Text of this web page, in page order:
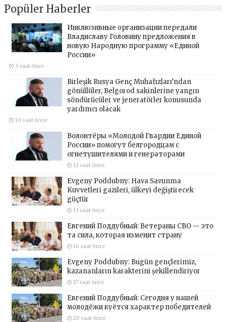
Popüler Haberler
Инклюзивные организации передали
Владиславу Головину предложения в
новую Народную программу «Единой
России»
3 saat önce
Birleşik Rusya Genç Muhafızları’ndan
gönüllüler, Belgorod sakinlerine yangın
söndürücüler ve jeneratörler konusunda
yardımcı olacak
10 saat önce
Волонтёры «Молодой Гвардии Единой
России» помогут белгородцам с
огнетушителями и генераторами
12 saat önce
Evgeny Poddubny: Hava Savunma
Kuvvetleri gazileri, ülkeyi değiştirecek
güçtür
13 saat önce
Евгений Поддубный: Ветераны СВО — это
та сила, которая изменит страну
16 saat önce
Evgeny Poddubny: Bugün gençlerimiz,
kazananların karakterini şekillendiriyor
17 saat önce
Евгений Поддубный: Сегодня у нашей
молодёжи куётся характер победителей
20 saat önce